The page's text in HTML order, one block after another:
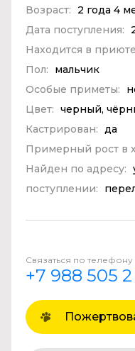
Возраст:
2 года 4
Дата поступления:
Находится в
Пол:
мальчик
Особые приметы:
Цвет: черный,
Кастрирован:
да
Примерный рост в
Найден по адресу:
поступлении:
Связаться по телефону
+7 988 505